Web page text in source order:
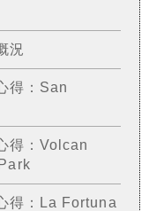
況
得：San
得：Volcan
得：La Fortuna